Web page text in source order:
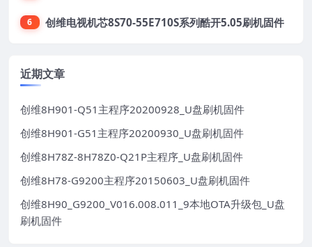
6 创维电视机芯8S70-55E710S系列酷开5.05刷机固件
近期文章
创维8H901-Q51主程序20200928_U盘刷机固件
创维8H901-G51主程序20200930_U盘刷机固件
创维8H78Z-8H78Z0-Q21P主程序_U盘刷机固件
创维8H78-G9200主程序20150603_U盘刷机固件
创维8H90_G9200_V016.008.011_9本地OTA升级包_U盘
刷机固件